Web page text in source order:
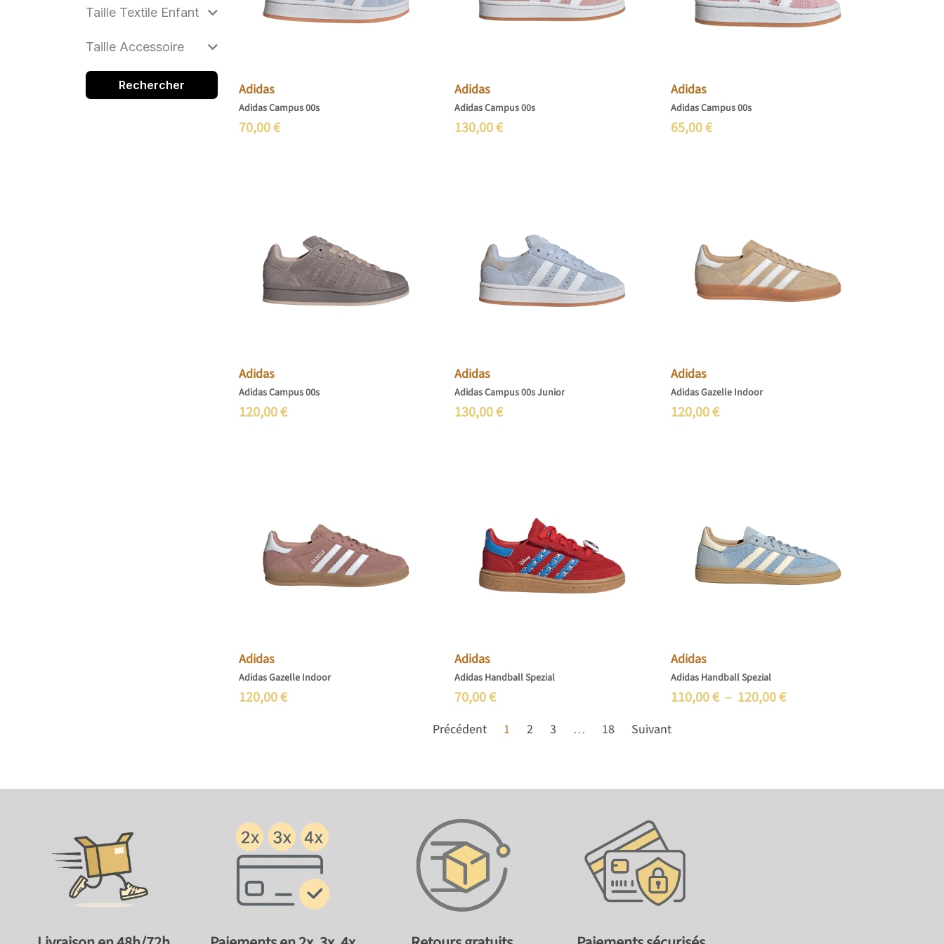
Taille Textile Enfant
Taille Accessoire
Rechercher Adidas
Adidas Campus 00s
70,00€
Adidas
Adidas Campus 00s
130,00€
Adidas
Adidas Campus 00s
65,00€
Adidas
Adidas Campus 00s
120,00€
Adidas
Adidas Campus 00s Junior
130,00€
Adidas
Adidas Gazelle Indoor
120,00€
Adidas
Adidas Gazelle Indoor
120,00€
Adidas
Adidas Handball Spezial
70,00€
Adidas
Adidas Handball Spezial
110,00€ – 120,00€P
e
Précédent 1 2 3 … 18 Suivant